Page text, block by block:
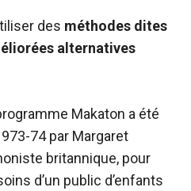
des méthodes dites
alternatives
Makaton a été
74 par Margaret
britannique, pour
d’un public d’enfants